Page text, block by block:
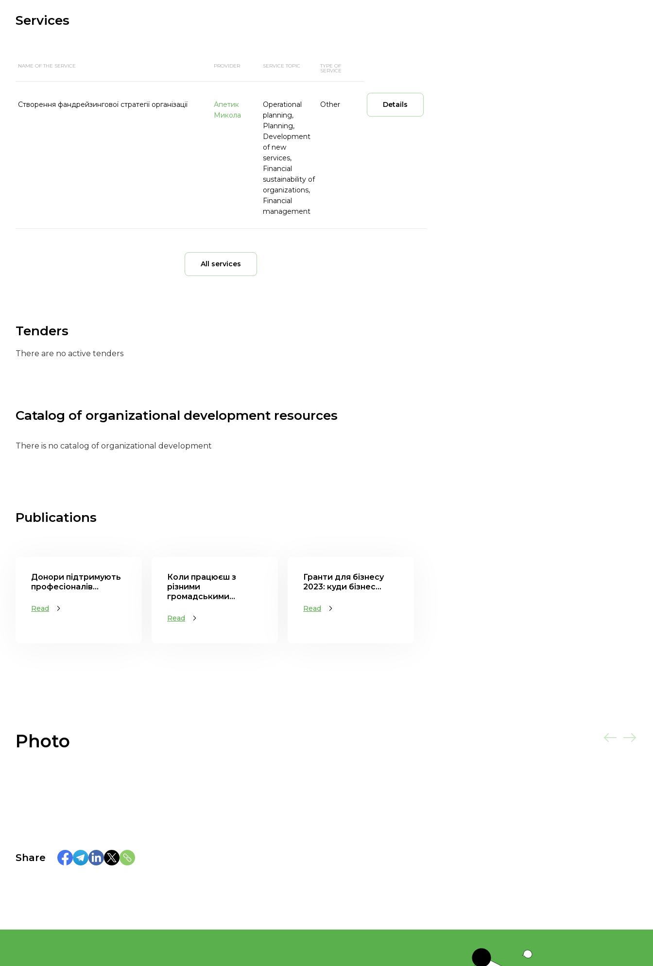
Services
NAME OF THE SERVICE PROVIDER SERVICE TOPIC TYPE OF
SERVICE
Створення фандрейзингової стратегії організації
Апетик
Микола
Operational
planning,
Planning,
Development
of new
services,
Financial
sustainability of
organizations,
Financial
management
Other Details
All services
Tenders
There are no active tenders
Catalog of organizational development resources
There is no catalog of organizational development
Publications
Донори підтримують
професіоналів...
Read
Коли працюєш з
різними
громадськими...
Read
Гранти для бізнесу
2023: куди бізнес...
Read
Photo
Share